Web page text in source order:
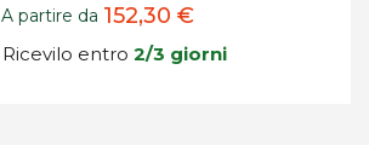
A partire da 152,30 €
Ricevilo entro 2/3 giorni